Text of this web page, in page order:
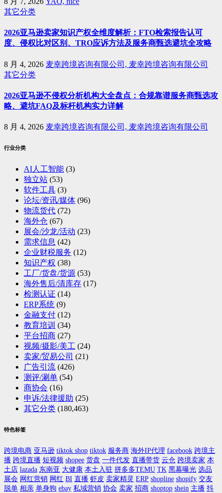
其它分类
2026亚马逊卖家知识产权全维度解析：FTO检索报告认可
度、侵权比对区别、TRO应诉方法及服务商甄选避坑全攻略
8 月 4, 2026 麦幸跨境咨询有限公司, 麦幸跨境咨询有限公司
其它分类
2026亚马逊不侵权分析机构大全盘点：合规靠谱服务商甄选攻
略、避坑FAQ及标杆机构实力详解
8 月 4, 2026 麦幸跨境咨询有限公司, 麦幸跨境咨询有限公司
行业分类
AI人工智能 (3)
独立站 (53)
软件工具 (3)
论坛/资讯/媒体 (96)
物流货代 (72)
海外仓 (67)
展会/沙龙/活动 (23)
需求信息 (42)
企业财税服务 (12)
知识产权 (38)
工厂/货盘/货源 (53)
海外售后/清库存 (17)
检测认证 (14)
ERP系统 (9)
金融支付 (12)
教育培训 (34)
平台招商 (27)
视频/摄影/美工 (24)
卖家/贸易公司 (21)
广告引流 (426)
测评/涮单 (54)
商协会 (16)
申诉/法律援助 (25)
其它分类 (180,463)
特色标签
跨境电商 亚马逊 tiktok shop tiktok 服务商 海外IP代理 facebook 跨境主
播 跨境直播 短视频 shopee 货盘 一件代发 直播带货 云仓 跨境卖家 本
土店 lazada 东南亚 大健康 本土入驻 拼多多TEMU TK 黑幕曝光 选品
展会 网红营销 网红 BI 直播 虾皮 卖家精灵 ERP shopline shopify 交友
脱单 相亲 单身狗 ebay 私域营销 协会 卖家 招商 shoptop shein 主播 抖